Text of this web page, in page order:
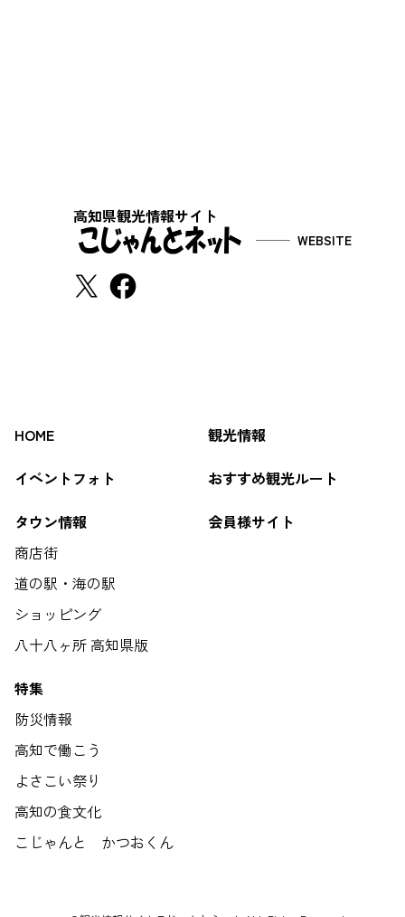
高知県観光情報サイト
WEBSITE
HOME
観光情報
イベントフォト
おすすめ観光ルート
タウン情報
商店街
道の駅・海の駅
ショッピング
八十八ヶ所 高知県版
会員様サイト
特集
防災情報
高知で働こう
よさこい祭り
高知の食文化
こじゃんと かつおくん